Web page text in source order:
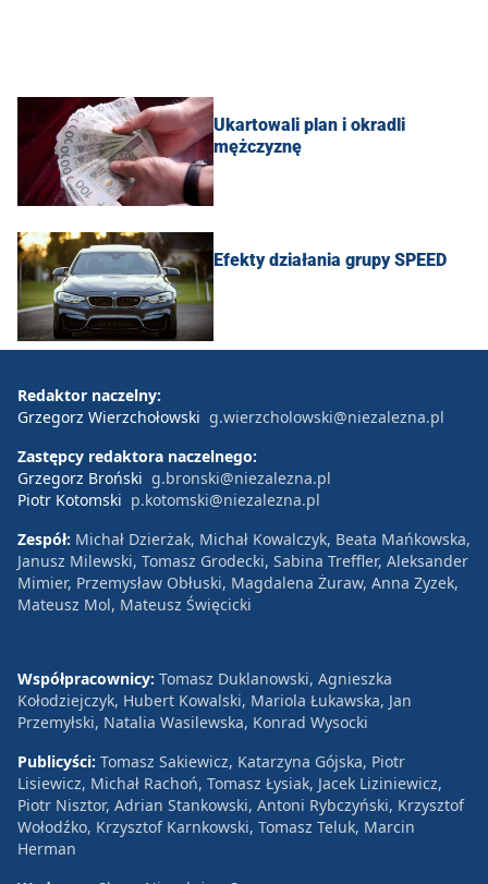
Ukartowali plan i okradli
mężczyznę
Efekty działania grupy SPEED
Redaktor naczelny:
Grzegorz Wierzchołowski g.wierzcholowski@niezalezna.pl
Zastępcy redaktora naczelnego:
Grzegorz Broński g.bronski@niezalezna.pl
Piotr Kotomski p.kotomski@niezalezna.pl
Zespół: Michał Dzierżak, Michał Kowalczyk, Beata Mańkowska,
Janusz Milewski, Tomasz Grodecki, Sabina Treffler, Aleksander
Mimier, Przemysław Obłuski, Magdalena Żuraw, Anna Zyzek,
Mateusz Mol, Mateusz Święcicki
Współpracownicy: Tomasz Duklanowski, Agnieszka
Kołodziejczyk, Hubert Kowalski, Mariola Łukawska, Jan
Przemyłski, Natalia Wasilewska, Konrad Wysocki
Publicyści: Tomasz Sakiewicz, Katarzyna Gójska, Piotr
Lisiewicz, Michał Rachoń, Tomasz Łysiak, Jacek Liziniewicz,
Piotr Nisztor, Adrian Stankowski, Antoni Rybczyński, Krzysztof
Wołodźko, Krzysztof Karnkowski, Tomasz Teluk, Marcin
Herman